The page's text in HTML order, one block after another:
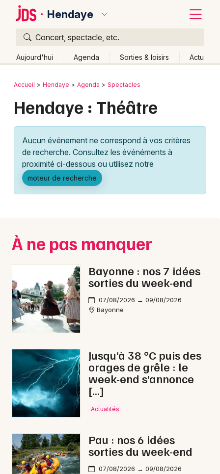
Hendaye
Concert, spectacle, etc.
Aujourd'hui Agenda Sorties & loisirs Actu
Publier un événement
Grands événements
Activité & Expérience
Manifestations
Spectacles
Concerts
Sports
Soirées
Sorties famille
Expos
Sorties & loisirs
Théâtre dans les Pyrénées-Atlantiques
Théâtre en Nouvelle-Aquitaine
Bordeaux
Lille
Lyon
Marseille
Nantes
Nice
Paris
Strasbourg
Toulouse
Retour
Accueil Hendaye Agenda Spectacles
Hendaye : Théâtre
Aucun événement ne correspond à vos critères
de recherche. Consultez les événéments à
proximité ci-dessous ou utilisez notre
moteur de recherche
À ne pas manquer
Bayonne : nos 7 idées
sorties du week-end
07/08/2026 → 09/08/2026
Bayonne
Jusqu’à 38 °C puis des
orages de grêle : le
week-end s’annonce
[…]
Actualités
Pau : nos 6 idées
sorties du week-end
07/08/2026 → 09/08/2026
Quoi ?
Où ?
Aquitaine
Partout Près de moi Changer de lieu
Quand ?
Ce week-end